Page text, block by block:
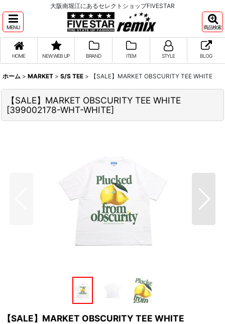
大阪南堀江にあるセレクトショップFIVESTAR
MENU 商品検索
HOME NEW WEB UP BRAND ITEM STYLE BLOG
ホーム > MARKET > S/S TEE > 【SALE】MARKET OBSCURITY TEE WHITE
【SALE】MARKET OBSCURITY TEE WHITE
[399002178-WHT-WHITE]
【SALE】MARKET OBSCURITY TEE WHITE